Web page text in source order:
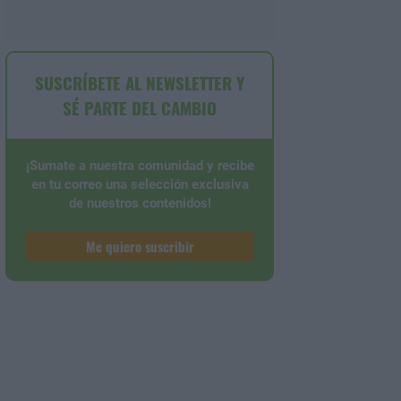
SUSCRÍBETE AL NEWSLETTER Y
SÉ PARTE DEL CAMBIO
¡Sumate a nuestra comunidad y recibe
en tu correo una selección exclusiva
de nuestros contenidos!
Me quiero suscribir